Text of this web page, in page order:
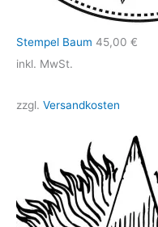
Stempel Baum 45,00 €
inkl. MwSt.
zzgl. Versandkosten